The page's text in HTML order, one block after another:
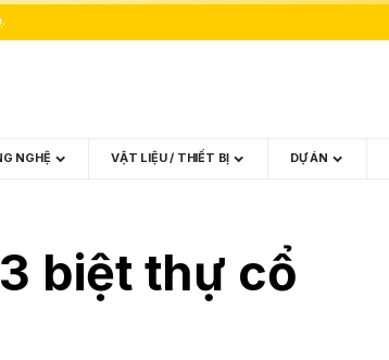
.
NGHỆ VẬT LIỆU / THIẾT BỊ DỰ ÁN
biệt thự cổ